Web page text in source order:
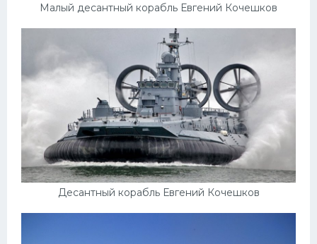
Малый десантный корабль Евгений Кочешков
Десантный корабль Евгений Кочешков